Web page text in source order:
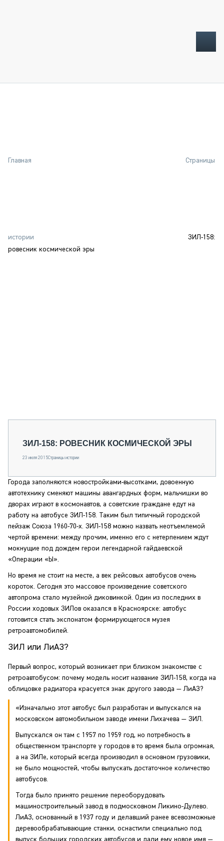
СПЕЦПРОЕКТЫ
Главная Страницы
истории
ЗИЛ-158:
ровесник космической эры
ЗИЛ-158: РОВЕСНИК КОСМИЧЕСКОЙ ЭРЫ
23 июля 2015Страницы истории
Города заполняются новостройками-высотками, довоенную
автотехнику сменяют машины авангардных форм, мальчишки во
дворах играют в космонавтов, а советские граждане едут на
работу на автобусе ЗИЛ-158. Таким был типичный городской
пейзаж Союза 1960-70-х. ЗИЛ-158 можно назвать неотъемлемой
чертой времени: между прочим, именно его с нетерпением ждут
мокнущие под дождем герои легендарной гайдаевской
«Операции «Ы».
Но время не стоит на месте, а век рейсовых автобусов очень
короток. Сегодня это массовое произведение советского
автопрома стало музейной диковинкой. Один из последних в
России ходовых ЗИЛов оказался в Красноярске: автобус
готовится стать экспонатом формирующегося музея
ретроавтомобилей.
ЗИЛ или ЛиАЗ?
Первый вопрос, который возникает при близком знакомстве с
ретроавтобусом: почему модель носит название ЗИЛ-158, когда на
облицовке радиатора красуется знак другого завода — ЛиАЗ?
«Изначально этот автобус был разработан и выпускался на
московском автомобильном заводе имени Лихачева — ЗИЛ.
Выпускался он там с 1957 по 1959 год, но потребность в
общественном транспорте у городов в то время была огромная,
а на ЗИЛе, который всегда производил в основном грузовики,
не было мощностей, чтобы выпускать достаточное количество
автобусов.
Тогда было принято решение переоборудовать
машиностроительный завод в подмосковном Ликино-Дулево.
ЛиАЗ, основанный в 1937 году и делавший ранее всевозможные
деревообрабатывающие станки, оснастили специально под
выпуск больших городских автобусов и дали ему новое имя —